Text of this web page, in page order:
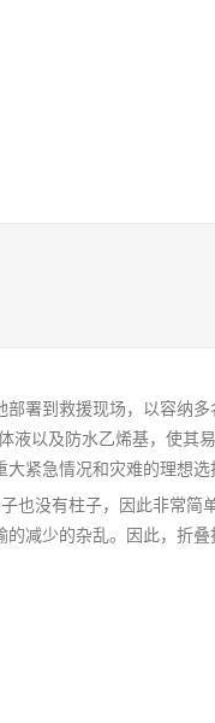
署到救援现场，以容纳
以及防水乙烯基，使其
紧急情况和灾难的理想选
没有柱子，因此非常简
减少的杂乱。因此，折